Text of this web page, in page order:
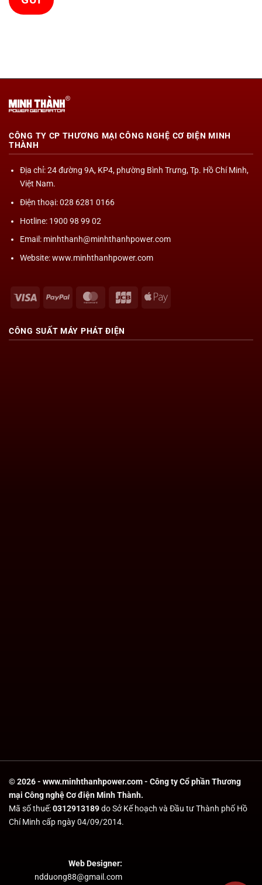
CÔNG TY CP THƯƠNG MẠI CÔNG NGHỆ CƠ ĐIỆN MINH
THÀNH
Địa chỉ: 24 đường 9A, KP4, phường Bình Trưng, Tp. Hồ Chí Minh,
Việt Nam.
Điện thoại: 028 6281 0166
Hotline: 1900 98 99 02
Email: minhthanh@minhthanhpower.com
Website: www.minhthanhpower.com
Visa PayPal MasterCard
JCB
Apple
CÔNG SUẤTMÁY PHÁT ĐIỆN
© 2026 - www.minhthanhpower.com - Công ty Cổ phần Thương
mại Công nghệ Cơ điện Minh Thành.
Mã số thuế:0312913189do Sở Kế hoạch và Đầu tư Thành phố Hồ
Chí Minh cấp ngày 04/09/2014.
Web Designer:
ndduong88@gmail.com